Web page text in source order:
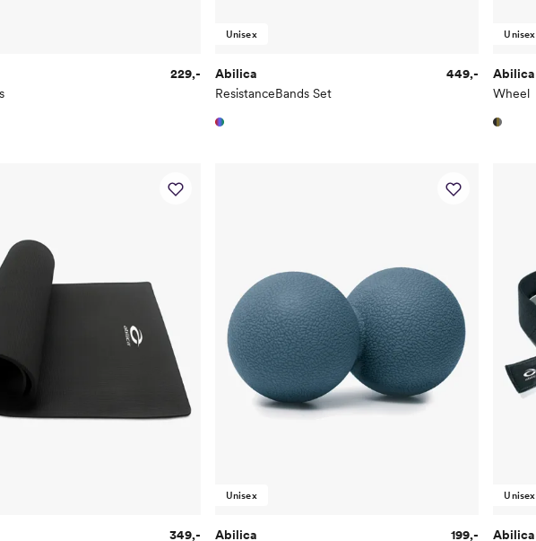
229,-
Unisex
Abilica
ResistanceBands Set
449,-
Unisex
Abilica
Wheel
349,-
Unisex
Abilica
199,-
Unisex
Abilica